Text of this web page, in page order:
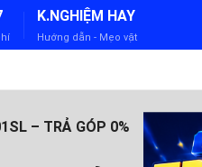
K.NGHIỆM HAY
Hướng dẫn - Mẹo vặt
– TRẢ GÓP 0%